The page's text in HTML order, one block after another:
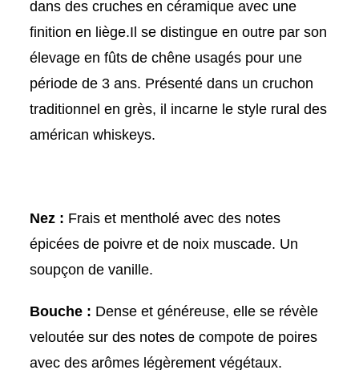
dans des cruches en céramique avec une
finition en liège.Il se distingue en outre par son
élevage en fûts de chêne usagés pour une
période de 3 ans. Présenté dans un cruchon
traditionnel en grès, il incarne le style rural des
américan whiskeys.
Nez : Frais et mentholé avec des notes
épicées de poivre et de noix muscade. Un
soupçon de vanille.
Bouche : Dense et généreuse, elle se révèle
veloutée sur des notes de compote de poires
avec des arômes légèrement végétaux.